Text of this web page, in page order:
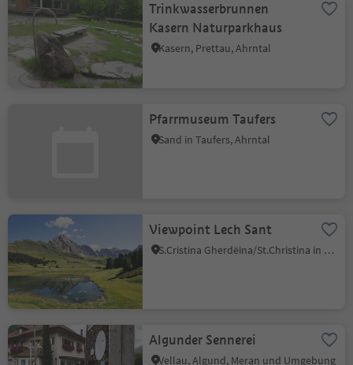
Trinkwasserbrunnen
Kasern Naturparkhaus
Kasern, Prettau, Ahrntal
Pfarrmuseum Taufers
Sand in Taufers, Ahrntal
Viewpoint Lech Sant
S.Cristina Gherdëina/St.Christina in Gröden, St.Christina in Gröden, Dolomitenregion Gröden
Algunder Sennerei
Vellau, Algund, Meran und Umgebung